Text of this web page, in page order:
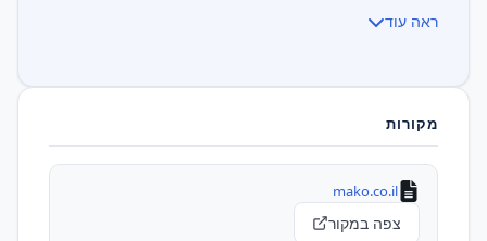
ראה עוד
מקורות
mako.co.il
צפה במקור